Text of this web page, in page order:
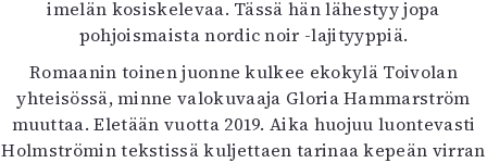
imelän kosiskelevaa. Tässä hän lähestyy jopa
pohjoismaista nordic noir -lajityyppiä.
Romaanin toinen juonne kulkee ekokylä Toivolan
yhteisössä, minne valokuvaaja Gloria Hammarström
muuttaa. Eletään vuotta 2019. Aika huojuu luontevasti
Holmströmin tekstissä kuljettaen tarinaa kepeän virran